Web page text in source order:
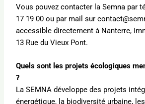
Vous pouvez contacter la Semna par
17 19 00 ou par mail sur
accessible directement à Nanterre,
13 Rue du Vieux Pont.
Quels sont les projets écologiques
?
La SEMNA développe des projets
énergétique, la biodiversité urbaine,